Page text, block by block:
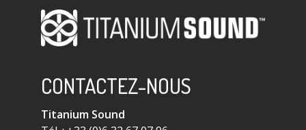
CONTACTEZ-NOUS
Titanium Sound